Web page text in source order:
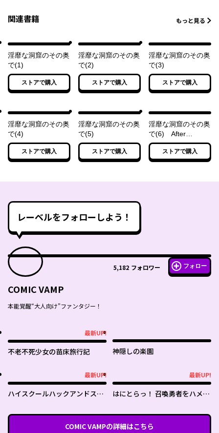
関連書籍 もっと見る
淫靡な洞窟のその奥
で(1)
ストアで購入
淫靡な洞窟のその奥
で(2)
ストアで購入
淫靡な洞窟のその奥
で(3)
ストアで購入
淫靡な洞窟のその奥
で(4)
ストアで購入
淫靡な洞窟のその奥
で(5)
ストアで購入
淫靡な洞窟のその奥
で(6) After
Disorder 1
ストアで購入
レーベルをフォローしよう！
5,182 フォロワー フォロー
COMIC VAMP
本能覚醒“大人向け”ファンタジー！
最新UP!
不老不死少女の苗床旅行記 神隠しの楽園
最新UP!
ハイスクールハックアンドスラ
最新UP!
はにとらっ！ 召喚勇者をハメる
COMIC VAMPの詳細はこちら